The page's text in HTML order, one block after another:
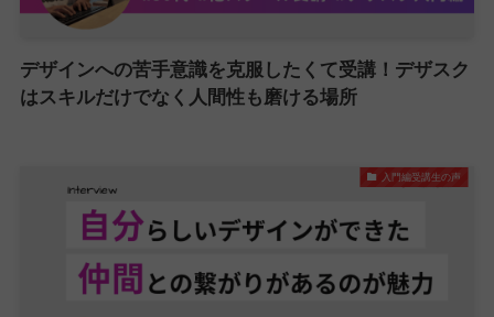
デザインへの苦手意識を克服したくて受講！デザスク
はスキルだけでなく人間性も磨ける場所
入門編受講生の声